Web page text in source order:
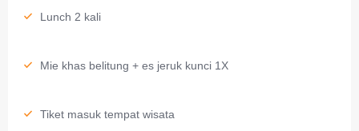
Lunch 2 kali
Mie khas belitung + es jeruk kunci 1X
Tiket masuk tempat wisata